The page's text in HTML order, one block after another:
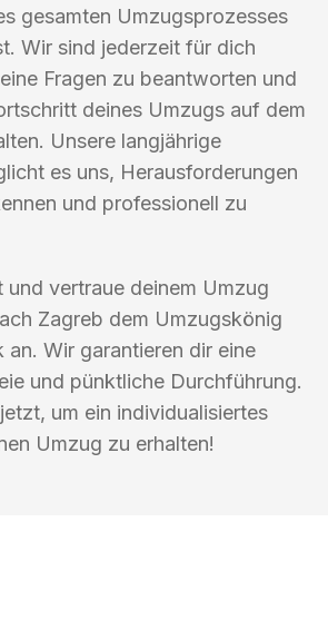
gesamten Umzugsprozesses
Wir sind jederzeit für dich
Fragen zu beantworten und
deines Umzugs auf dem
Unsere langjährige
es uns, Herausforderungen
und professionell zu
und vertraue deinem Umzug
Zagreb dem Umzugskönig
an. Wir garantieren dir eine
und pünktliche Durchführung.
um ein individualisiertes
Umzug zu erhalten!